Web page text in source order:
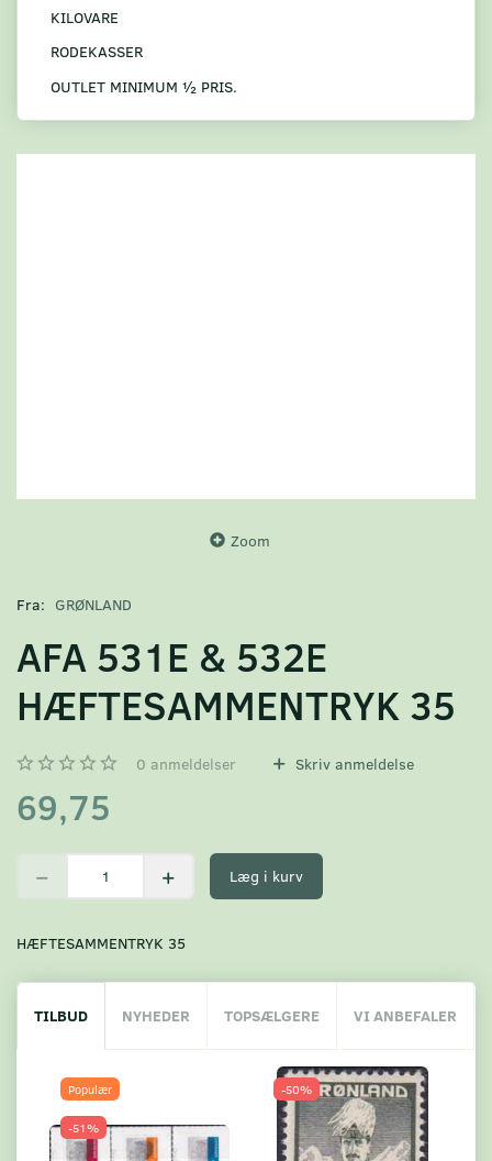
KILOVARE
RODEKASSER
OUTLET MINIMUM ½ PRIS.
Zoom
Fra: GRØNLAND
AFA 531E & 532E
HÆFTESAMMENTRYK 35
0 anmeldelser Skriv anmeldelse
69,75
Læg i kurv
HÆFTESAMMENTRYK 35
TILBUD NYHEDER TOPSÆLGERE VI ANBEFALER
Populær
-51%
-50%